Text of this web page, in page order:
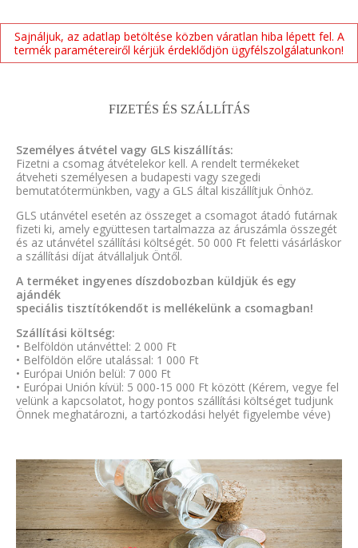
Sajnáljuk, az adatlap betöltése közben váratlan hiba lépett fel. A
termék paramétereiről kérjük érdeklődjön ügyfélszolgálatunkon!
FIZETÉS ÉS SZÁLLÍTÁS
Személyes átvétel vagy GLS kiszállítás:
Fizetni a csomag átvételekor kell. A rendelt termékeket
átveheti személyesen a budapesti vagy szegedi
bemutatótermünkben, vagy a GLS által kiszállítjuk Önhöz.
GLS utánvétel esetén az összeget a csomagot átadó futárnak
fizeti ki, amely együttesen tartalmazza az áruszámla összegét
és az utánvétel szállítási költségét. 50 000 Ft feletti vásárláskor
a szállítási díjat átvállaljuk Öntől.
A terméket ingyenes díszdobozban küldjük és egy
ajándék
speciális tisztítókendőt is mellékelünk a csomagban!
Szállítási költség:
• Belföldön utánvéttel: 2 000 Ft
• Belföldön előre utalással: 1 000 Ft
• Európai Unión belül: 7 000 Ft
• Európai Unión kívül: 5 000-15 000 Ft között (Kérem, vegye fel
velünk a kapcsolatot, hogy pontos szállítási költséget tudjunk
Önnek meghatározni, a tartózkodási helyét figyelembe véve)